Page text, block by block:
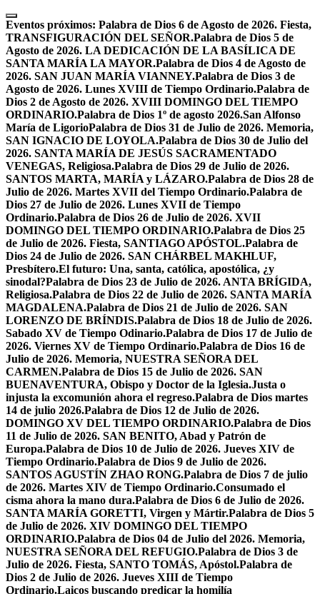
Skip
to
content
Eventos próximos: Palabra de Dios 6 de Agosto de 2026. Fiesta,
TRANSFIGURACIÓN DEL SEÑOR.Palabra de Dios 5 de
Agosto de 2026. LA DEDICACIÓN DE LA BASÍLICA DE
SANTA MARÍA LA MAYOR.Palabra de Dios 4 de Agosto de
2026. SAN JUAN MARÍA VIANNEY.Palabra de Dios 3 de
Agosto de 2026. Lunes XVIII de Tiempo Ordinario.Palabra de
Dios 2 de Agosto de 2026. XVIII DOMINGO DEL TIEMPO
ORDINARIO.Palabra de Dios 1º de agosto 2026.San Alfonso
María de LigorioPalabra de Dios 31 de Julio de 2026. Memoria,
SAN IGNACIO DE LOYOLA.Palabra de Dios 30 de Julio del
2026. SANTA MARÍA DE JESÚS SACRAMENTADO
VENEGAS, Religiosa.Palabra de Dios 29 de Julio de 2026.
SANTOS MARTA, MARÍA y LÁZARO.Palabra de Dios 28 de
Julio de 2026. Martes XVII del Tiempo Ordinario.Palabra de
Dios 27 de Julio de 2026. Lunes XVII de Tiempo
Ordinario.Palabra de Dios 26 de Julio de 2026. XVII
DOMINGO DEL TIEMPO ORDINARIO.Palabra de Dios 25
de Julio de 2026. Fiesta, SANTIAGO APÓSTOL.Palabra de
Dios 24 de Julio de 2026. SAN CHÁRBEL MAKHLUF,
Presbítero.El futuro: Una, santa, católica, apostólica, ¿y
sinodal?Palabra de Dios 23 de Julio de 2026. ANTA BRÍGIDA,
Religiosa.Palabra de Dios 22 de Julio de 2026. SANTA MARÍA
MAGDALENA.Palabra de Dios 21 de Julio de 2026. SAN
LORENZO DE BRÍNDIS.Palabra de Dios 18 de Julio de 2026.
Sabado XV de Tiempo Odinario.Palabra de Dios 17 de Julio de
2026. Viernes XV de Tiempo Ordinario.Palabra de Dios 16 de
Julio de 2026. Memoria, NUESTRA SEÑORA DEL
CARMEN.Palabra de Dios 15 de Julio de 2026. SAN
BUENAVENTURA, Obispo y Doctor de la Iglesia.Justa o
injusta la excomunión ahora el regreso.Palabra de Dios martes
14 de julio 2026.Palabra de Dios 12 de Julio de 2026.
DOMINGO XV DEL TIEMPO ORDINARIO.Palabra de Dios
11 de Julio de 2026. SAN BENITO, Abad y Patrón de
Europa.Palabra de Dios 10 de Julio de 2026. Jueves XIV de
Tiempo Ordinario.Palabra de Dios 9 de Julio de 2026.
SANTOS AGUSTÍN ZHAO RONG.Palabra de Dios 7 de julio
de 2026. Martes XIV de Tiempo Ordinario.Consumado el
cisma ahora la mano dura.Palabra de Dios 6 de Julio de 2026.
SANTA MARÍA GORETTI, Virgen y Mártir.Palabra de Dios 5
de Julio de 2026. XIV DOMINGO DEL TIEMPO
ORDINARIO.Palabra de Dios 04 de Julio del 2026. Memoria,
NUESTRA SEÑORA DEL REFUGIO.Palabra de Dios 3 de
Julio de 2026. Fiesta, SANTO TOMÁS, Apóstol.Palabra de
Dios 2 de Julio de 2026. Jueves XIII de Tiempo
Ordinario.Laicos buscando predicar la homilía